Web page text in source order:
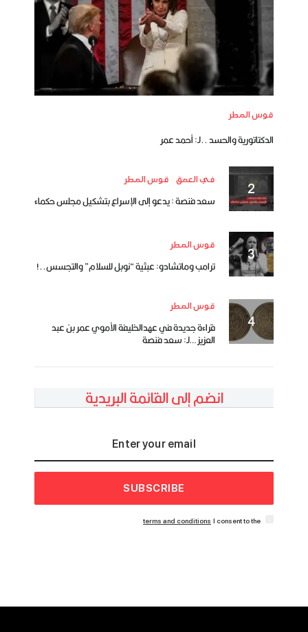
قوس المطر
الدكتاتورية والحسد ..لـ: أحمد عمر
في العمق قوس المطر
سعد فنصة : يدعو إلى الإسراع بتشكيل مجلس حكماء
قوس المطر
ترامب وماتشادو: عبثية “نوبل للسلام” والتجسس..!
قوس المطر
قراءة جديدة في عهدالخليفة الأموي عمر بن عبد
العزيز …لـ: سعد فنصة
انضم إلى القائمة البريدية
SUBSCRIBE
I consent to the
terms and conditions